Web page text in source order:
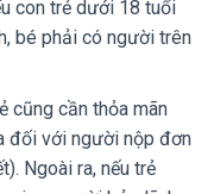
con trẻ dưới 18 tuổi
bé phải có người trên
cũng cần thỏa mãn
đối với người nộp đơn
Ngoài ra, nếu trẻ